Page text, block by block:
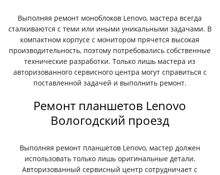
Выполняя ремонт моноблоков Lenovo, мастера всегда
сталкиваются с теми или иными уникальными задачами. В
компактном корпусе с монитором прячется высокая
производительность, поэтому потребовались собственные
технические разработки. Только лишь мастера из
авторизованного сервисного центра могут справиться с
поставленной задачей и выполнить ремонт.
Ремонт планшетов Lenovo
Вологодский проезд
Выполняя ремонт планшетов Lenovo, мастер должен
использовать только лишь оригинальные детали.
Авторизованный сервисный центр сотрудничает с